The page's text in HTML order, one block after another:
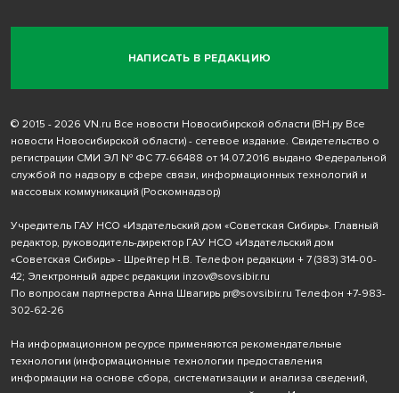
НАПИСАТЬ В РЕДАКЦИЮ
© 2015 - 2026 VN.ru Все новости Новосибирской области (ВН.ру Все
новости Новосибирской области) - сетевое издание. Свидетельство о
регистрации СМИ ЭЛ № ФС 77-66488 от 14.07.2016 выдано Федеральной
службой по надзору в сфере связи, информационных технологий и
массовых коммуникаций (Роскомнадзор)
Учредитель ГАУ НСО «Издательский дом «Советская Сибирь». Главный
редактор, руководитель-директор ГАУ НСО «Издательский дом
«Советская Сибирь» - Шрейтер Н.В. Телефон редакции + 7 (383) 314-00-
42; Электронный адрес редакции inzov@sovsibir.ru
По вопросам партнерства Анна Швагирь pr@sovsibir.ru Телефон +7-983-
302-62-26
На информационном ресурсе применяются рекомендательные
технологии (информационные технологии предоставления
информации на основе сбора, систематизации и анализа сведений,